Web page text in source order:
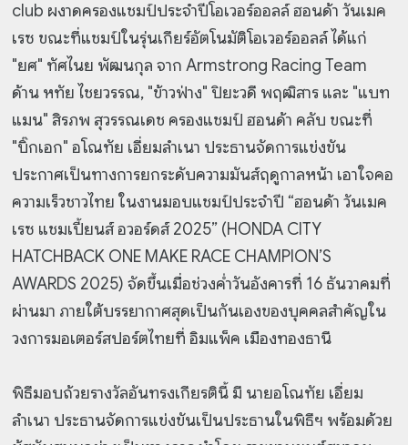
club ผงาดครองแชมป์ประจำปีโอเวอร์ออลล์ ฮอนด้า วันเมค
เรซ ขณะที่แชมป์ในรุ่นเกียร์อัตโนมัติโอเวอร์ออลล์ ได้แก่
"ยศ" ทัศไนย พัฒนกุล จาก Armstrong Racing Team
ด้าน หทัย ไชยวรรณ, "ข้าวฟ่าง" ปิยะวดี พฤฒิสาร และ "แบท
แมน" สิรภพ สุวรรณเดช ครองแชมป์ ฮอนด้า คลับ ขณะที่
"บิ๊กเอก" อโณทัย เอี่ยมลำเนา ประธานจัดการแข่งขัน
ประกาศเป็นทางการยกระดับความมันส์ฤดูกาลหน้า เอาใจคอ
ความเร็วชาวไทย ในงานมอบแชมป์ประจำปี “ฮอนด้า วันเมค
เรซ แชมเปี้ยนส์ อวอร์ดส์ 2025” (HONDA CITY
HATCHBACK ONE MAKE RACE CHAMPION’S
AWARDS 2025) จัดขึ้นเมื่อช่วงค่ำวันอังคารที่ 16 ธันวาคมที่
ผ่านมา ภายใต้บรรยากาศสุดเป็นกันเองของบุคคลสำคัญใน
วงการมอเตอร์สปอร์ตไทยที่ อิมแพ็ค เมืองทองธานี
พิธีมอบถ้วยรางวัลอันทรงเกียรตินี้ มี นายอโณทัย เอี่ยม
ลำเนา ประธานจัดการแข่งขันเป็นประธานในพิธีฯ พร้อมด้วย